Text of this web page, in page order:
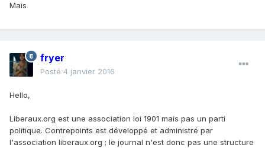
Mais
fryer
Posté 4 janvier 2016
Hello,
Liberaux.org est une association loi 1901 mais pas un parti
politique. Contrepoints est développé et administré par
l'association liberaux.org ; le journal n'est donc pas une structure